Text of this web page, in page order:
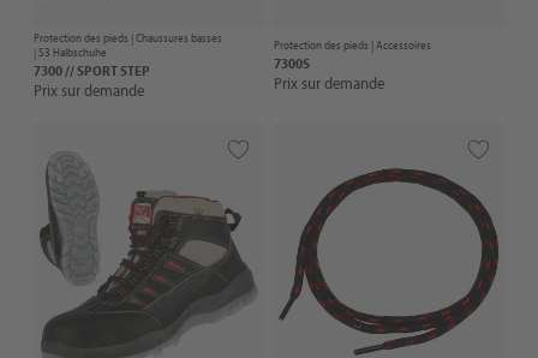
Protection des pieds |Chaussures basses
| S3 Halbschuhe
7300 // SPORT STEP
Prix sur demande
Protection des pieds |Accessoires
7300S
Prix sur demande